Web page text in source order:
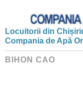
Locuitorii din
Compania de Apă
BIHON CAO